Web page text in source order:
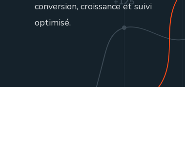
conversion, croissance et suivi
optimisé.